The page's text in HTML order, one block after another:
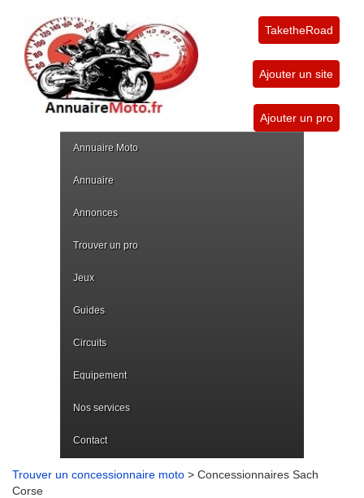
TaketheRoad
Ajouter un site
Ajouter un pro
Annuaire Moto
Annuaire
Annonces
Trouver un pro
Jeux
Guides
Circuits
Equipement
Nos services
Contact
Trouver un concessionnaire moto > Concessionnaires Sach
Corse